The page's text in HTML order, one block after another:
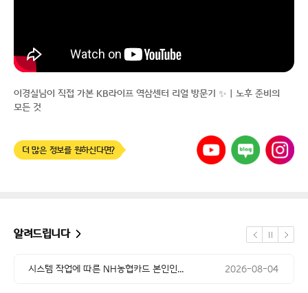
이경실님이 직접 가본 KB라이프 역삼센터 리얼 방문기 ✨｜노후 준비의
모든 것
더 많은 정보를 원하신다면?
유튜브 네이버 인스타그램
알려드립니다
교통경찰업무관리시스템 점검에 따른 일부... 공지 날짜
2026-08-07
교통경찰업무관리시스템 점검에 따른 일부... 공지 날짜
2026-08-07
시스템 작업에 따른 NH농협카드 본인인... 공지 날짜
2026-08-04
이전 다음
정지